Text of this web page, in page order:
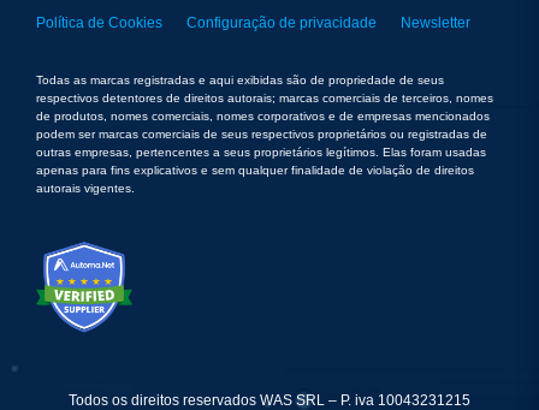
Política de Cookies
Configuração de privacidade Newsletter
Todas as marcas registradas e aqui exibidas são de propriedade de seus
respectivos detentores de direitos autorais; marcas comerciais de terceiros, nomes
de produtos, nomes comerciais, nomes corporativos e de empresas mencionados
podem ser marcas comerciais de seus respectivos proprietários ou registradas de
outras empresas, pertencentes a seus proprietários legítimos. Elas foram usadas
apenas para fins explicativos e sem qualquer finalidade de violação de direitos
autorais vigentes.
Todos os direitos reservados WAS SRL – P. iva 10043231215